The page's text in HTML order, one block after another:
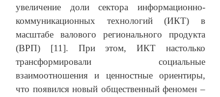
увеличение доли сектора информационно-
коммуникационных технологий (ИКТ) в
масштабе валового регионального продукта
(ВРП) [11]. При этом, ИКТ настолько
трансформировали социальные
взаимоотношения и ценностные ориентиры,
что появился новый общественный феномен –